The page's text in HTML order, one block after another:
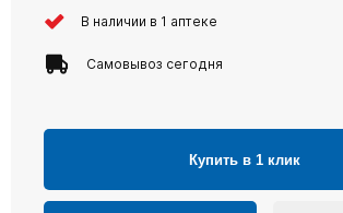
В наличии в 1 аптеке
Самовывоз сегодня
Купить в 1 клик